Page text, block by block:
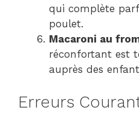
qui complète
poulet.
Macaroni au
réconfortant est
auprès des
Erreurs